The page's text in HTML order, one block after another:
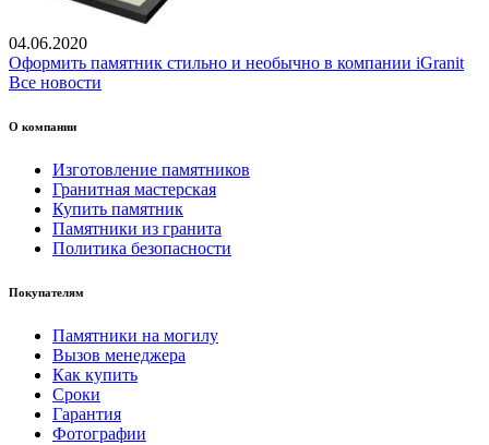
04.06.2020
Оформить памятник стильно и необычно в компании iGranit
Все новости
О компании
Изготовление памятников
Гранитная мастерская
Купить памятник
Памятники из гранита
Политика безопасности
Покупателям
Памятники на могилу
Вызов менеджера
Как купить
Сроки
Гарантия
Фотографии